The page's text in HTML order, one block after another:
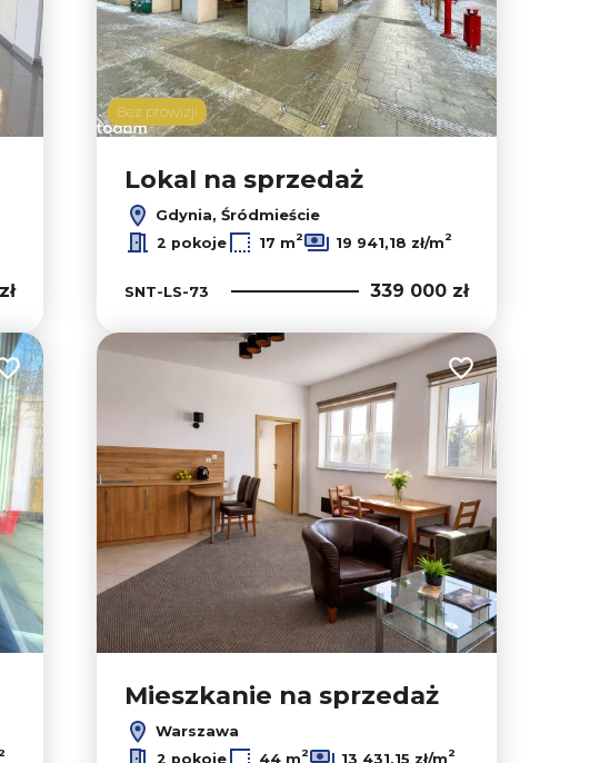
Leaflet|© OpenMapTiles© OpenStreetMap contributors
Bez prowizji
Lokal na sprzedaż
Gdynia, Śródmieście
2 pokoje 17 m2 19 941,18 zł/m2
SNT-LS-73 339 000 zł
Dodaj do ulubionych
2
Dodaj do
Mieszkanie na sprzedaż
Warszawa
2 pokoje 44 m2 13 431,15 zł/m2